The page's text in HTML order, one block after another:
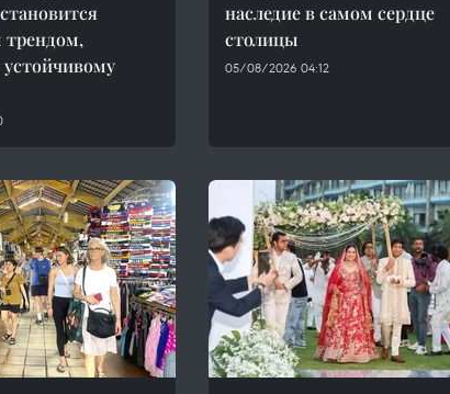
устойчивому
наследие в самом сердце
столицы
05/08/2026 04:12